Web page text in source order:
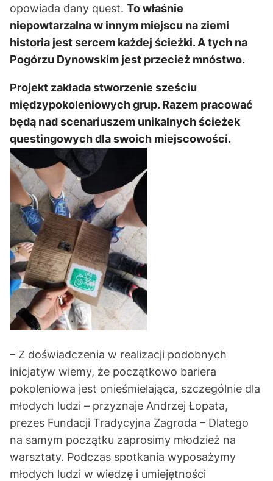
opowiada dany quest. To właśnie
niepowtarzalna w innym miejscu na ziemi
historia jest sercem każdej ścieżki. A tych na
Pogórzu Dynowskim jest przecież mnóstwo.
Projekt zakłada stworzenie sześciu
międzypokoleniowych grup. Razem pracować
będą nad scenariuszem unikalnych ścieżek
questingowych dla swoich miejscowości.
– Z doświadczenia w realizacji podobnych
inicjatyw wiemy, że początkowo bariera
pokoleniowa jest onieśmielająca, szczególnie dla
młodych ludzi – przyznaje Andrzej Łopata,
prezes Fundacji Tradycyjna Zagroda – Dlatego
na samym początku zaprosimy młodzież na
warsztaty. Podczas spotkania wyposażymy
młodych ludzi w wiedzę i umiejętności